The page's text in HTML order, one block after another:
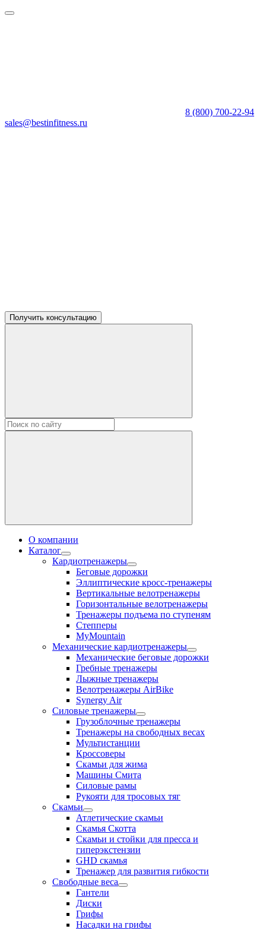
8 (800) 700-22-94
sales@bestinfitness.ru
Получить консультацию
О компании
Каталог
Кардиотренажеры
Беговые дорожки
Эллиптические кросс-тренажеры
Вертикальные велотренажеры
Горизонтальные велотренажеры
Тренажеры подъема по ступеням
Степперы
MyMountain
Механические кардиотренажеры
Механические беговые дорожки
Гребные тренажеры
Лыжные тренажеры
Велотренажеры AirBike
Synergy Air
Силовые тренажеры
Грузоблочные тренажеры
Тренажеры на свободных весах
Мультистанции
Кроссоверы
Скамьи для жима
Машины Смита
Силовые рамы
Рукояти для тросовых тяг
Скамьи
Атлетические скамьи
Скамья Скотта
Скамьи и стойки для пресса и
гиперэкстензии
GHD скамья
Тренажер для развития гибкости
Свободные веса
Гантели
Диски
Грифы
Насадки на грифы